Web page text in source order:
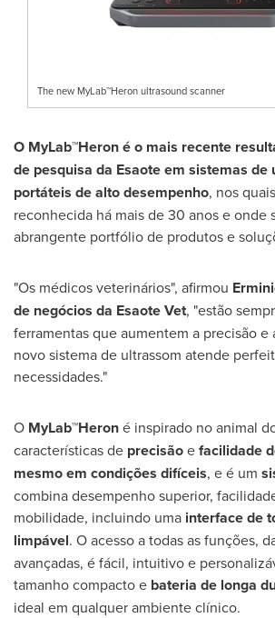
The new MyLab™Heron ultrasound scanner
O MyLab™Heron é o mais recente
de pesquisa da Esaote em sistemas de
portáteis de alto desempenho, nos
reconhecida há mais de 30 anos e onde
abrangente portfólio de produtos e
"Os médicos veterinários", afirmou
de negócios da Esaote Vet, "estão
ferramentas que aumentem a precisão
novo sistema de ultrassom atende
necessidades."
O MyLab™Heroné inspirado no animal
características de precisãoefacilidade
mesmo em condições difíceis, e é um
combina desempenho superior,
mobilidade, incluindo uma interface de
limpável. O acesso a todas as funções,
avançadas, é fácil, intuitivo e
tamanho compacto e bateria de longa
ideal em qualquer ambiente clínico.